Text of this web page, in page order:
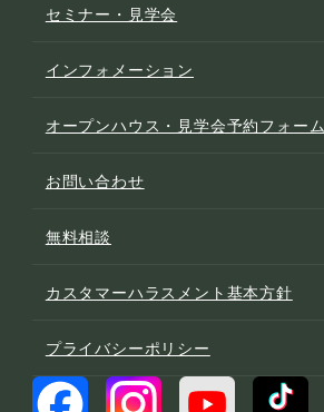
セミナー・見学会
インフォメーション
オープンハウス・見学会予約フォーム
お問い合わせ
無料相談
カスタマーハラスメント基本方針
プライバシーポリシー